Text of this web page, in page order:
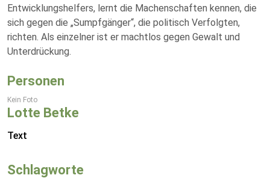
Entwicklungshelfers, lernt die Machenschaften kennen, die
sich gegen die „Sumpfgänger“, die politisch Verfolgten,
richten. Als einzelner ist er machtlos gegen Gewalt und
Unterdrückung.
Personen
Kein Foto
Lotte Betke
Text
Schlagworte